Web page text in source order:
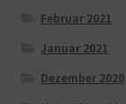
Februar 2021
Januar 2021
Dezember 2020